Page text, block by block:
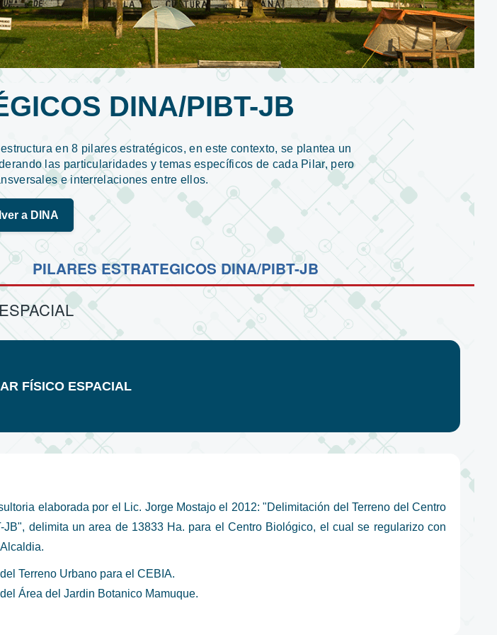
DINA/PIBT-JB
en 8 pilares estratégicos, en este contexto, se plantea un
las particularidades y temas específicos de cada Pilar, pero
e interrelaciones entre ellos.
a DINA
PILARES ESTRATEGICOS DINA/PIBT-JB
FÍSICO ESPACIAL
elaborada por el Lic. Jorge Mostajo el 2012: "Delimitación del Terreno del Centro
JB", delimita un area de 13833 Ha. para el Centro Biológico, el cual se regularizo con
Terreno Urbano para el CEBIA.
Área del Jardin Botanico Mamuque.